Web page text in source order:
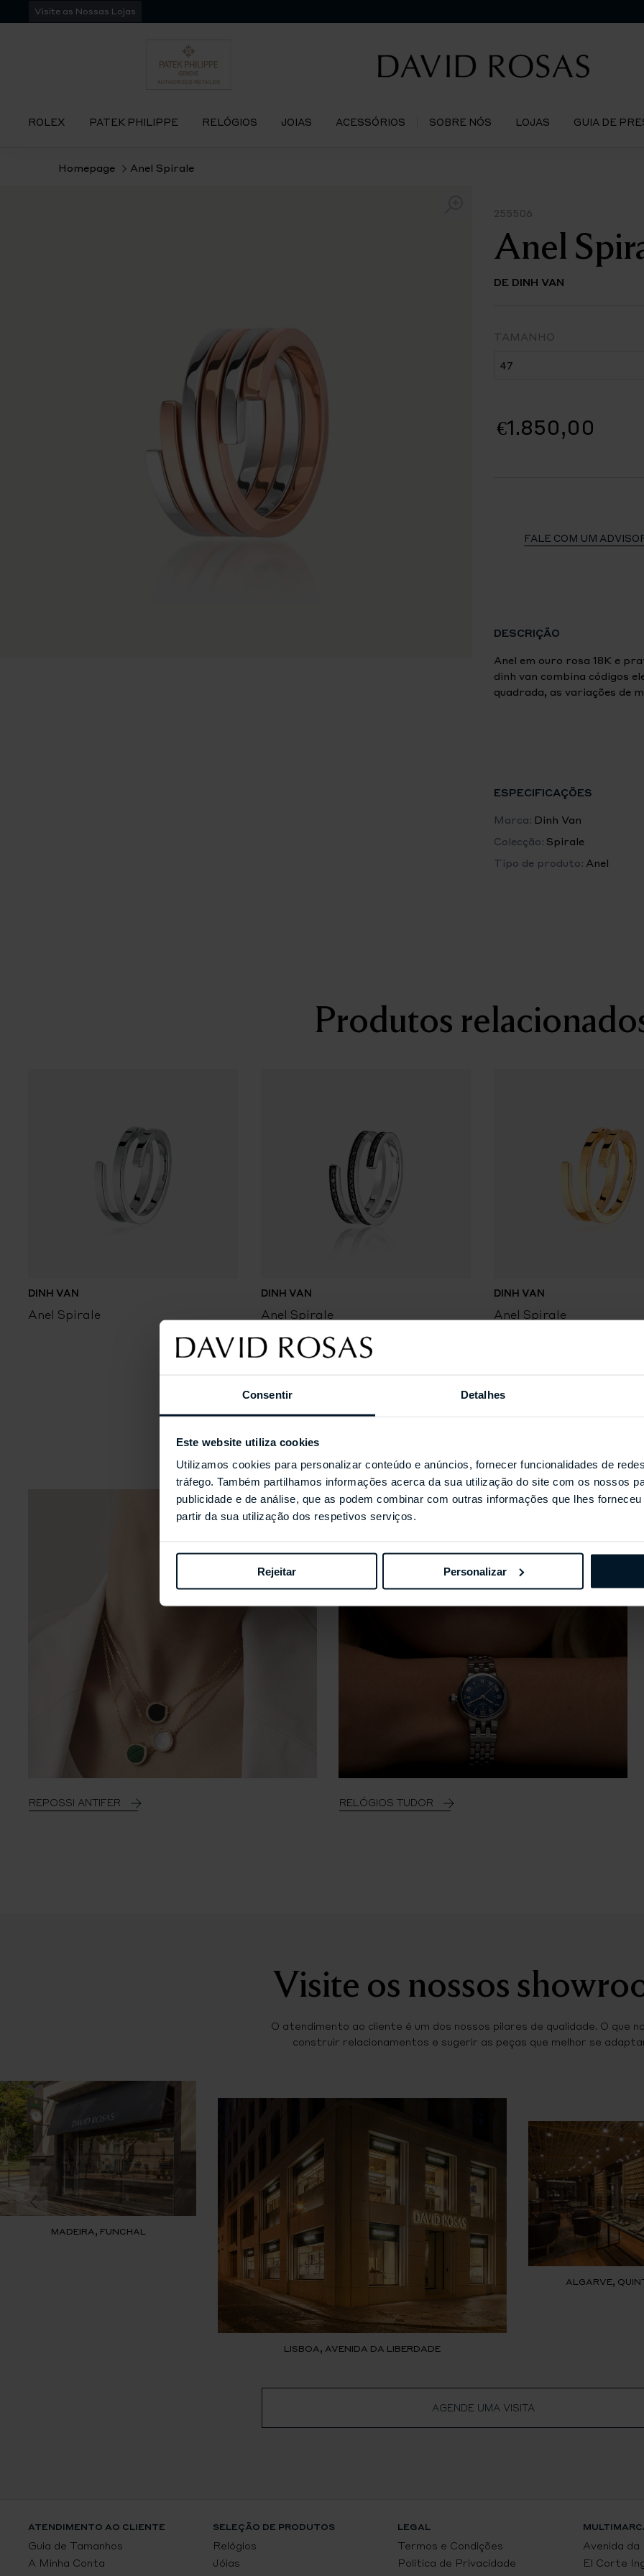
Consentir Detalhes
Este website utiliza cookies
Utilizamos cookies para personalizar conteúdo e anúncios, fornecer funcionalidades de
tráfego. Também partilhamos informações acerca da sua utilização do site com os nossos
publicidade e de análise, que as podem combinar com outras informações que lhes
partir da sua utilização dos respetivos serviços.
Rejeitar Personalizar
para
Visite as Nossas Lojas
ROLEX PATEK PHILIPPE RELÓGIOS JOIAS ACESSÓRIOS SOBRE NÓS LOJAS GUIA DE
Homepage Anel Spirale
255506
Anel
DE DINH VAN
TAMANHO
€1.850,00
FALE COM UM
DESCRIÇÃO
Anel em ouro rosa 18K e
dinh van combina códigos
quadrada, as variações de
ESPECIFICAÇÕES
Marca: Dinh Van
Colecção: Spirale
Tipo de produto: Anel
Produtos
DINH VAN
Anel Spirale
DINH VAN
Anel Spirale
DINH VAN
Anel Spirale
Coleções
REPOSSI ANTIFER RELÓGIOS TUDOR
Visite os nossos
O atendimento ao cliente é um dos nossos pilares de qualidade. O que
construir relacionamentos e sugerir as peças que melhor se
MADEIRA, FUNCHAL
LISBOA, AVENIDA DA LIBERDADE
ALGARVE,
AGENDE UMA VISITA
ATENDIMENTO AO CLIENTE
Guia de Tamanhos
A Minha Conta
SELEÇÃO DE PRODUTOS
Relógios
Jóias
LEGAL
Termos e Condições
Política de Privacidade
Avenida
El Corte